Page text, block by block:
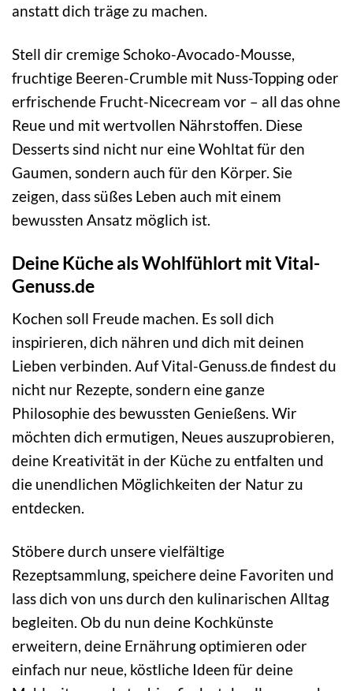
anstatt dich träge zu machen.
Stell dir cremige Schoko-Avocado-Mousse,
fruchtige Beeren-Crumble mit Nuss-Topping oder
erfrischende Frucht-Nicecream vor – all das ohne
Reue und mit wertvollen Nährstoffen. Diese
Desserts sind nicht nur eine Wohltat für den
Gaumen, sondern auch für den Körper. Sie
zeigen, dass süßes Leben auch mit einem
bewussten Ansatz möglich ist.
Deine Küche als Wohlfühlort mit Vital-
Genuss.de
Kochen soll Freude machen. Es soll dich
inspirieren, dich nähren und dich mit deinen
Lieben verbinden. Auf Vital-Genuss.de findest du
nicht nur Rezepte, sondern eine ganze
Philosophie des bewussten Genießens. Wir
möchten dich ermutigen, Neues auszuprobieren,
deine Kreativität in der Küche zu entfalten und
die unendlichen Möglichkeiten der Natur zu
entdecken.
Stöbere durch unsere vielfältige
Rezeptsammlung, speichere deine Favoriten und
lass dich von uns durch den kulinarischen Alltag
begleiten. Ob du nun deine Kochkünste
erweitern, deine Ernährung optimieren oder
einfach nur neue, köstliche Ideen für deine